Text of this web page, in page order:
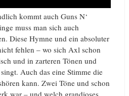
kommt auch Guns N‘
muss man sich auch
Diese Hymne und ein absoluter
fehlen – wo sich Axl schon
und in zarteren Tönen und
Auch das eine Stimme die
kann. Zwei Töne und schon